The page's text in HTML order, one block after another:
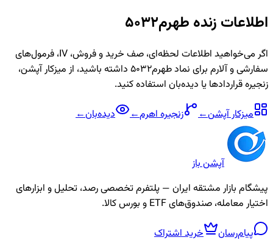
اطلاعات زنده طهرم5032
اگر می‌خواهید اطلاعات لحظه‌ای، صف خرید و فروش، IV، فرمول‌های
سفارشی و آلارم برای نمادطهرم5032
داشته باشید، از میزکار آپشن،
زنجیره قراردادها یا دیده‌بان استفاده کنید.
میزکار آپشن← زنجیرهاهرم← دیده‌بان←
آپشن باز
پیشگام بازار مشتقه ایران — پلتفرم تخصصی رصد، تحلیل و ابزارهای
اختیار معامله، صندوق‌های ETF و بورس کالا.
پیام‌رسان
خرید اشتراک